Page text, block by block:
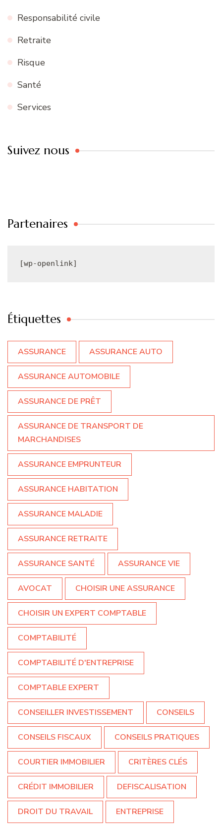
Responsabilité civile
Retraite
Risque
Santé
Services
Suivez nous
Partenaires
[wp-openlink]
Étiquettes
ASSURANCE ASSURANCE AUTO
ASSURANCE AUTOMOBILE
ASSURANCE DE PRÊT
ASSURANCE DE TRANSPORT DE
MARCHANDISES
ASSURANCE EMPRUNTEUR
ASSURANCE HABITATION
ASSURANCE MALADIE
ASSURANCE RETRAITE
ASSURANCE SANTÉ ASSURANCE VIE
AVOCAT CHOISIR UNE ASSURANCE
CHOISIR UN EXPERT COMPTABLE
COMPTABILITÉ
COMPTABILITÉ D'ENTREPRISE
COMPTABLE EXPERT
CONSEILLER INVESTISSEMENT CONSEILS
CONSEILS FISCAUX CONSEILS PRATIQUES
COURTIER IMMOBILIER CRITÈRES CLÉS
CRÉDIT IMMOBILIER DEFISCALISATION
DROIT DU TRAVAIL ENTREPRISE